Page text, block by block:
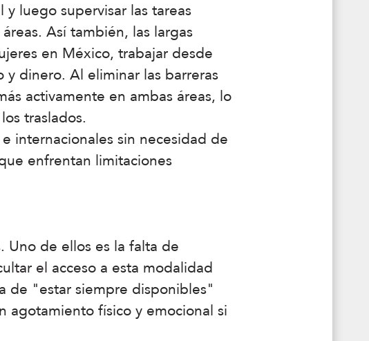
luego supervisar las tareas
Así también, las largas
en México, trabajar desde
dinero. Al eliminar las barreras
activamente en ambas áreas, lo
traslados.
internacionales sin necesidad de
enfrentan limitaciones
de ellos es la falta de
el acceso a esta modalidad
de "estar siempre disponibles"
agotamiento físico y emocional si